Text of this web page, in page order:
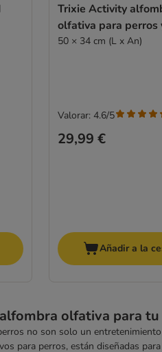
Trixie Activity
olfativa para perros
50 × 34 cm (L x An)
29,99 €
Valorar: 4.6/5
Añadir a la
olfativa para
no son solo un
para perros, están diseñadas